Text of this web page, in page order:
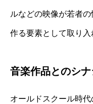
ルなどの映像が若者
作る要素として取り入
音楽作品とのシナ
オールドスクール時